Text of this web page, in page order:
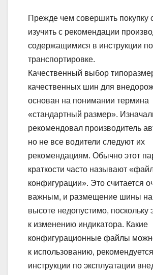
Прежде чем совершить покупку
изучить с рекомендации
содержащимися в инструкции по
транспортировке.
Качественный выбор
качественных шин для
основан на понимании термина
«стандартный размер».
рекомендовал производитель
но не все водители следуют их
рекомендациям. Обычно этот
краткости часто называют
конфигурации». Это считается
важным, и размещение шины
высоте недопустимо, поскольку
к изменению индикатора. Какие
конфигурационные файлы
к использованию,
инструкции по эксплуатации